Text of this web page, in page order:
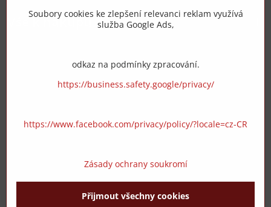
Vše k nákupu
Soubory cookies ke zlepšení relevanci reklam využívá
služba Google Ads,
odkaz na podmínky zpracování.
https://business.safety.google/privacy/
https://www.facebook.com/privacy/policy/?locale=cz-CR
Zásady ochrany soukromí
Přijmout všechny cookies